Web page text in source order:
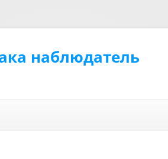
наблюдатель